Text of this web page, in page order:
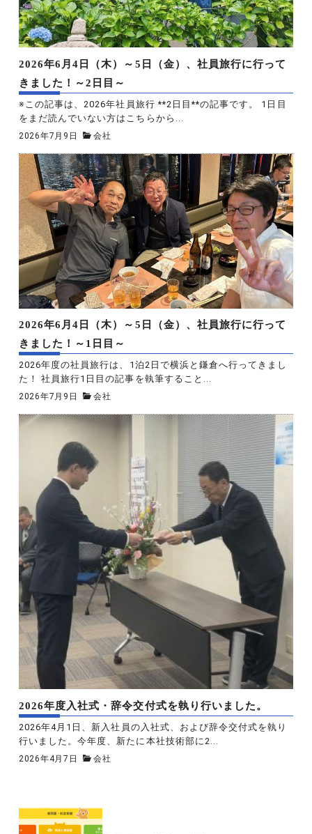
2026年6月4日（木）～5日（金）、社員旅行に行って
きました！～2日目～
※この記事は、2026年社員旅行 **2日目**の記事です。 1日目
をまだ読んでいない方はこちらから...
2026年7月9日 会社
2026年6月4日（木）～5日（金）、社員旅行に行って
きました！～1日目～
2026年度の社員旅行は、1泊2日で横浜と鎌倉へ行ってきまし
た！ 社員旅行1日目の記事を執筆すること...
2026年7月9日 会社
2026年度入社式・辞令交付式を執り行いました。
2026年4月1日、新入社員の入社式、および辞令交付式を執り
行いました。今年度、新たに本社技術部に2...
2026年4月7日 会社
投